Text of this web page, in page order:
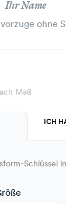
Ihr Name
ohne
Maß
ICH
Schlüssel